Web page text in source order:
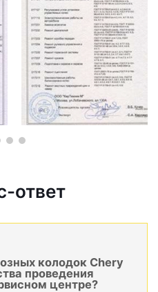
ответ
колодок Chery
проведения
центре?